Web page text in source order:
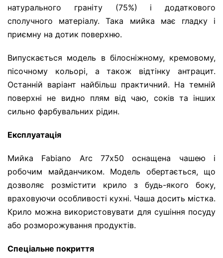
натурального граніту (75%) і додаткового
сполучного матеріалу. Така мийка має гладку і
приємну на дотик поверхню.
Випускається модель в білосніжному, кремовому,
пісочному кольорі, а також відтінку антрацит.
Останній варіант найбільш практичний. На темній
поверхні не видно плям від чаю, соків та інших
сильно фарбувальних рідин.
Експлуатація
Мийка Fabiano Arc 77х50 оснащена чашею і
робочим майданчиком. Модель обертається, що
дозволяє розмістити крило з будь-якого боку,
враховуючи особливості кухні. Чаша досить містка.
Крило можна використовувати для сушіння посуду
або розморожування продуктів.
Спеціальне покриття